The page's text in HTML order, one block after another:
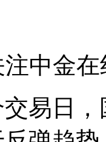
中金
日，